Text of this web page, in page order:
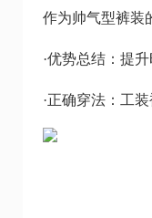
作为帅气型裤装
·优势总结：提
·正确穿法：工